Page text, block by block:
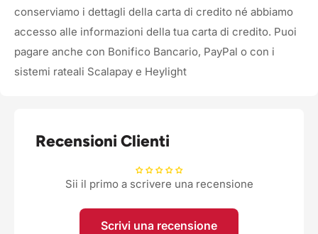
conserviamo i dettagli della carta di credito né abbiamo
accesso alle informazioni della tua carta di credito. Puoi
pagare anche con Bonifico Bancario, PayPal o con i
sistemi rateali Scalapay e Heylight
Recensioni Clienti
Sii il primo a scrivere una recensione
Scrivi una recensione